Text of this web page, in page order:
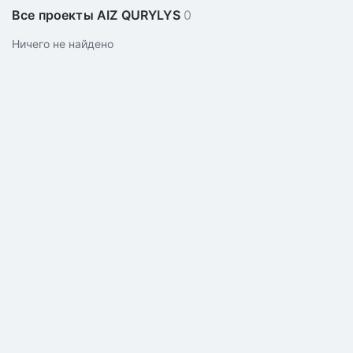
Все проекты AIZ QURYLYS 0
Ничего не найдено